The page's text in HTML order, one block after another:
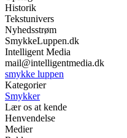
Historik
Tekstunivers
Nyhedsstrøm
SmykkeLuppen.dk
Intelligent Media
mail@intelligentmedia.dk
smykke luppen
Kategorier
Smykker
Lær os at kende
Henvendelse
Medier